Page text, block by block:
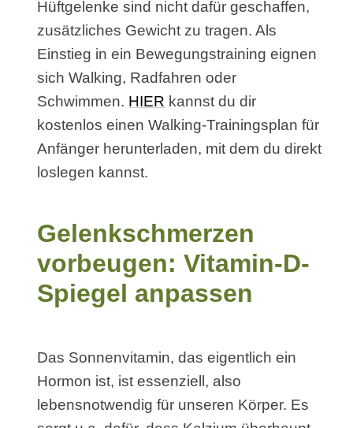
Hüftgelenke sind nicht dafür geschaffen,
zusätzliches Gewicht zu tragen. Als
Einstieg in ein Bewegungstraining eignen
sich Walking, Radfahren oder
Schwimmen. HIER kannst du dir
kostenlos einen Walking-Trainingsplan für
Anfänger herunterladen, mit dem du direkt
loslegen kannst.
Gelenkschmerzen
vorbeugen: Vitamin-D-
Spiegel anpassen
Das Sonnenvitamin, das eigentlich ein
Hormon ist, ist essenziell, also
lebensnotwendig für unseren Körper. Es